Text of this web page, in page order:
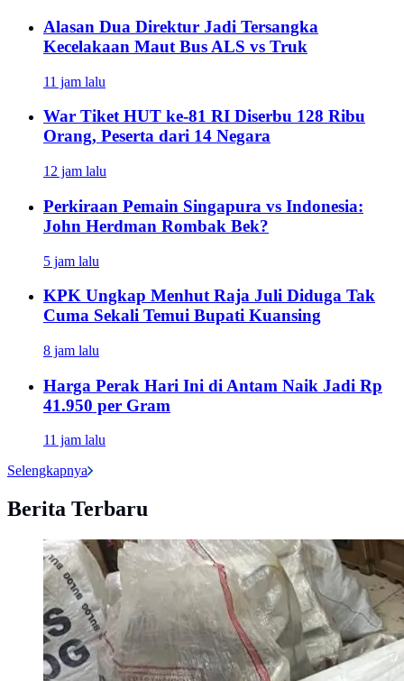
Alasan Dua Direktur Jadi Tersangka
Kecelakaan Maut Bus ALS vs Truk
11 jam lalu
War Tiket HUT ke-81 RI Diserbu 128 Ribu
Orang, Peserta dari 14 Negara
12 jam lalu
Perkiraan Pemain Singapura vs Indonesia:
John Herdman Rombak Bek?
5 jam lalu
KPK Ungkap Menhut Raja Juli Diduga Tak
Cuma Sekali Temui Bupati Kuansing
8 jam lalu
Harga Perak Hari Ini di Antam Naik Jadi Rp
41.950 per Gram
11 jam lalu
Selengkapnya
Berita Terbaru